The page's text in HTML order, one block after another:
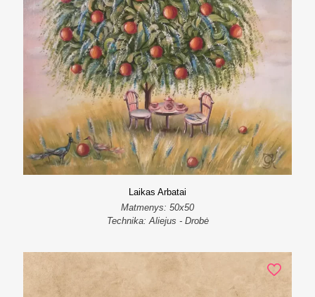
Laikas Arbatai
Matmenys: 50x50
Technika: Aliejus - Drobė